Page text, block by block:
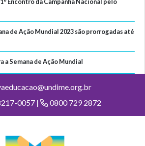
de Ação Mundial 2023 são prorrogadas até
a Semana de Ação Mundial
0057 |
0800 729 2872